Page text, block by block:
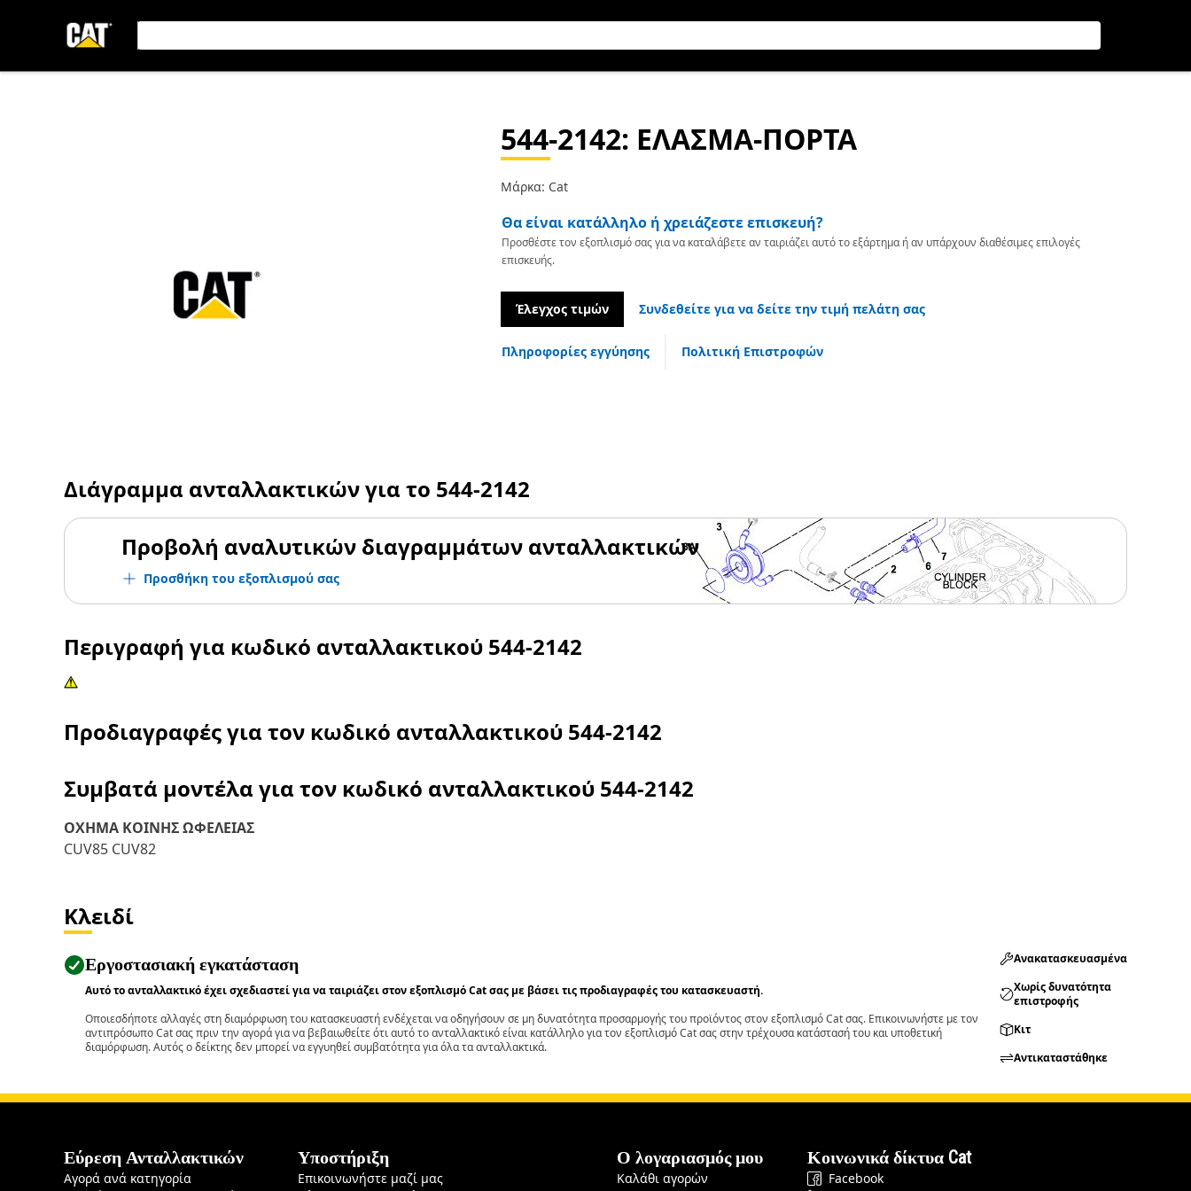
544-2142: ΕΛΑΣΜΑ-ΠΟΡΤΑ
Μάρκα: Cat
Θα είναι κατάλληλο ή χρειάζεστε επισκευή?
Προσθέστε τον εξοπλισμό σας για να καταλάβετε αν ταιριάζει αυτό το εξάρτημα ή αν υπάρχουν διαθέσιμες επιλογές
επισκευής.
Έλεγχος τιμών Συνδεθείτε για να δείτε την τιμή πελάτη σας
Πληροφορίες εγγύησης Πολιτική Επιστροφών
Διάγραμμα ανταλλακτικών για το 544-2142
Προβολή αναλυτικών διαγραμμάτων ανταλλακτικών
Προσθήκη του εξοπλισμού σας
Περιγραφή για κωδικό ανταλλακτικού 544-2142
Προδιαγραφές για τον κωδικό ανταλλακτικού 544-2142
Συμβατά μοντέλα για τον κωδικό ανταλλακτικού 544-2142
ΟΧΗΜΑ ΚΟΙΝΗΣ ΩΦΕΛΕΙΑΣ
CUV85 CUV82
Κλειδί
Εργοστασιακή εγκατάσταση
Αυτό το ανταλλακτικό έχει σχεδιαστεί για να ταιριάζει στον εξοπλισμό Cat σας με βάσει τις προδιαγραφές του κατασκευαστή.
Οποιεσδήποτε αλλαγές στη διαμόρφωση του κατασκευαστή ενδέχεται να οδηγήσουν σε μη δυνατότητα προσαρμογής του προϊόντος στον εξοπλισμό Cat σας. Επικοινωνήστε με τον
αντιπρόσωπο Cat σας πριν την αγορά για να βεβαιωθείτε ότι αυτό το ανταλλακτικό είναι κατάλληλο για τον εξοπλισμό Cat σας στην τρέχουσα κατάστασή του και υποθετική
διαμόρφωση. Αυτός ο δείκτης δεν μπορεί να εγγυηθεί συμβατότητα για όλα τα ανταλλακτικά.
Ανακατασκευασμένα
Χωρίς δυνατότητα
επιστροφής
Κιτ
Αντικαταστάθηκε
Εύρεση Ανταλλακτικών
Αγορά ανά κατηγορία
Υποστήριξη
Επικοινωνήστε μαζί μας
Ο λογαριασμός μου
Καλάθι αγορών
Κοινωνικά δίκτυα Cat
Facebook